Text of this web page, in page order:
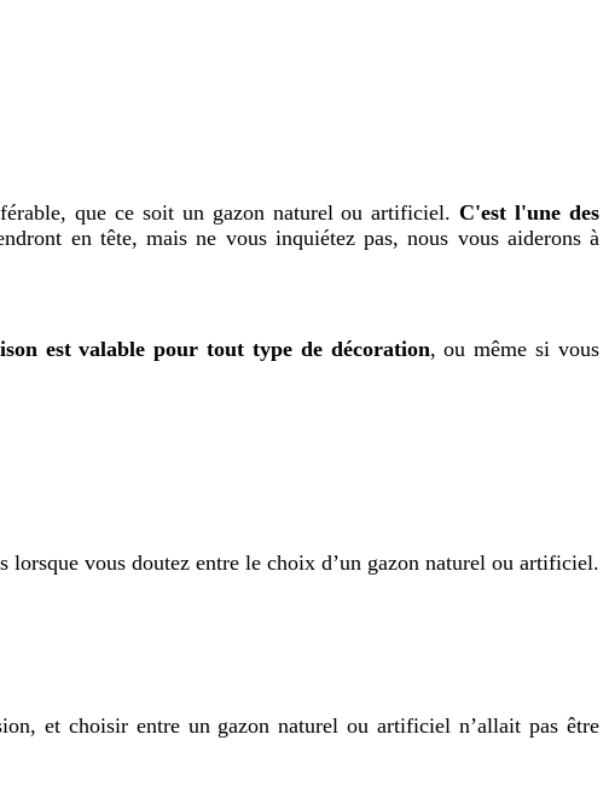
que ce soit un gazon naturel ou artificiel.C'est l'une des
en tête, mais ne vous inquiétez pas, nous vous aiderons à
est valable pour tout type de décoration, ou même si vous
lorsque vous doutez entre le choix d’un gazon naturel ou artificiel.
et choisir entre un gazon naturel ou artificiel n’allait pas être